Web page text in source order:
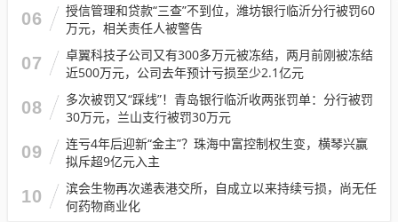
06
授信管理和贷款“三查”不到位，潍坊银行临沂分行被罚60
万元，相关责任人被警告
07
卓翼科技子公司又有300多万元被冻结，两月前刚被冻结
近500万元，公司去年预计亏损至少2.1亿元
08
多次被罚又“踩线”！青岛银行临沂收两张罚单：分行被罚
30万元，兰山支行被罚30万元
09
连亏4年后迎新“金主”？珠海中富控制权生变，横琴兴赢
拟斥超9亿元入主
10
滨会生物再次递表港交所，自成立以来持续亏损，尚无任
何药物商业化